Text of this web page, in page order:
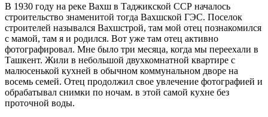
В 1930 году на реке Вахш в Таджикской ССР началось
строительство знаменитой тогда Вахшской ГЭС. Поселок
строителей назывался Вахшстрой, там мой отец познакомился
с мамой, там я и родился. Вот уже там отец активно
фотографировал. Мне было три месяца, когда мы переехали в
Ташкент. Жили в небольшой двухкомнатной квартире с
малюсенькой кухней в обычном коммунальном дворе на
восемь семей. Отец продолжил свое увлечение фотографией и
обрабатывал снимки по ночам. в этой самой кухне без
проточной воды.